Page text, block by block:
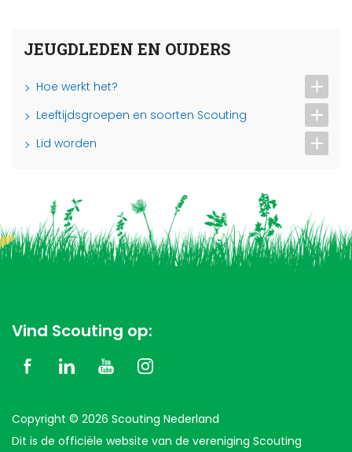
JEUGDLEDEN EN OUDERS
Hoe werkt het?
Leeftijdsgroepen en soorten Scouting
Lid worden
Vind Scouting op:
Copyright © 2026 Scouting Nederland
Dit is de officiële website van de vereniging Scouting